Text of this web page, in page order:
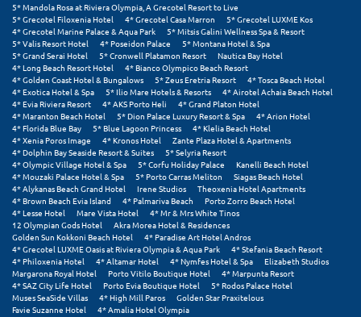
5* Mandola Rosa at Riviera Olympia, A Grecotel Resort to Live
5* Grecotel Filoxenia Hotel
4* Grecotel Casa Marron
5* Grecotel LUXME Kos
4* Grecotel Marine Palace & Aqua Park
5* Mitsis Galini Wellness Spa & Resort
5* Valis Resort Hotel
4* Poseidon Palace
5* Montana Hotel & Spa
5* Grand Serai Hotel
5* Cronwell Platamon Resort
Nautica Bay Hotel
4* Long Beach Resort Hotel
4* Bianco Olympico Beach Resort
4* Golden Coast Hotel & Bungalows
5* Zeus Eretria Resort
4* Tosca Beach Hotel
4* Exotica Hotel & Spa
5* Ilio Mare Hotels & Resorts
4* Airotel Achaia Beach Hotel
4* Evia Riviera Resort
4* AKS Porto Heli
4* Grand Platon Hotel
4* Maranton Beach Hotel
5* Dion Palace Luxury Resort & Spa
4* Arion Hotel
4* Florida Blue Bay
5* Blue Lagoon Princess
4* Klelia Beach Hotel
4* Xenia Poros Image
4* Kronos Hotel
Zante Plaza Hotel & Apartments
4* Dolphin Bay Seaside Resort & Suites
5* Selyria Resort
4* Olympic Village Hotel & Spa
5* Corfu Holiday Palace
Kanelli Beach Hotel
4* Mouzaki Palace Hotel & Spa
5* Porto Carras Meliton
Siagas Beach Hotel
4* Alykanas Beach Grand Hotel
Irene Studios
Theoxenia Hotel Apartments
4* Brown Beach Evia Island
4* Palmariva Beach
Porto Zorro Beach Hotel
4* Lesse Hotel
Mare Vista Hotel
4* Mr & Mrs White Tinos
12 Olympian Gods Hotel
Akra Morea Hotel & Residences
Golden Sun Kokkoni Beach Hotel
4* Paradise Art Hotel Andros
4* Grecotel LUXME Oasis at Riviera Olympia & Aqua Park
4* Stefania Beach Resort
4* Philoxenia Hotel
4* Altamar Hotel 4* Nymfes Hotel & Spa
Elizabeth Studios
Margarona Royal Hotel
Porto Vitilo Boutique Hotel
4* Marpunta Resort
4* SAZ City Life Hotel
Porto Evia Boutique Hotel
5* Rodos Palace Hotel
Muses SeaSide Villas
4* High Mill Paros
Golden Star Praxitelous
Favie Suzanne Hotel
4* Amalia Hotel Olympia